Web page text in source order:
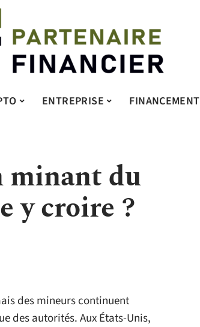
ENTREPRISE FINANCEMENT
minant du
y croire ?
des mineurs continuent
des autorités. Aux États-Unis,